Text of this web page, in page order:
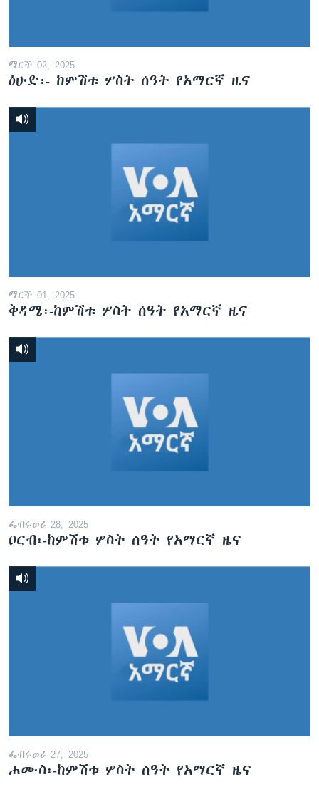
ማርች 02, 2025
ዕሁድ፡- ከምሽቱ ሦስት ሰዓት የአማርኛ ዜና
ማርች 01, 2025
ቅዳሜ፡-ከምሽቱ ሦስት ሰዓት የአማርኛ ዜና
ፌብሩወሪ 28, 2025
ዐርብ፡-ከምሽቱ ሦስት ሰዓት የአማርኛ ዜና
ፌብሩወሪ 27, 2025
ሐሙስ፡-ከምሽቱ ሦስት ሰዓት የአማርኛ ዜና